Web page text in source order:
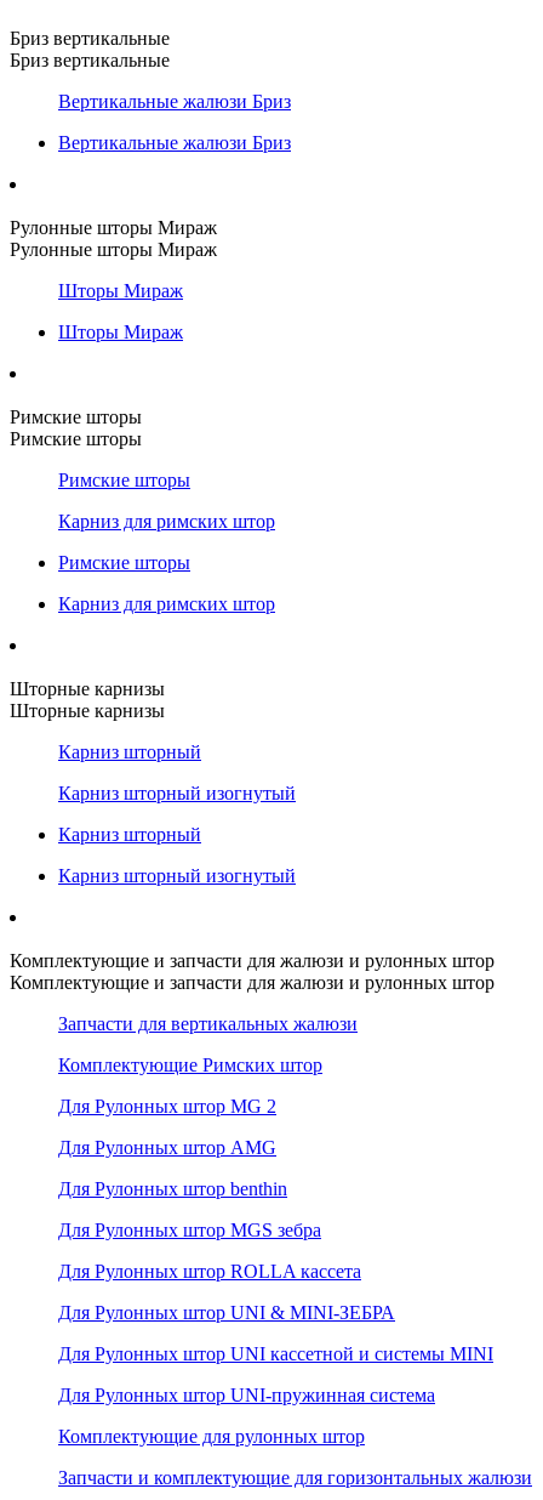
Бриз вертикальные
Бриз вертикальные
Вертикальные жалюзи Бриз
Вертикальные жалюзи Бриз
Рулонные шторы Мираж
Рулонные шторы Мираж
Шторы Мираж
Шторы Мираж
Римские шторы
Римские шторы
Римские шторы
Карниз для римских штор
Римские шторы
Карниз для римских штор
Шторные карнизы
Шторные карнизы
Карниз шторный
Карниз шторный изогнутый
Карниз шторный
Карниз шторный изогнутый
Комплектующие и запчасти для жалюзи и рулонных штор
Комплектующие и запчасти для жалюзи и рулонных штор
Запчасти для вертикальных жалюзи
Комплектующие Римских штор
Для Рулонных штор MG 2
Для Рулонных штор AMG
Для Рулонных штор benthin
Для Рулонных штор MGS зебра
Для Рулонных штор ROLLA кассета
Для Рулонных штор UNI & MINI-ЗЕБРА
Для Рулонных штор UNI кассетной и системы MINI
Для Рулонных штор UNI-пружинная система
Комплектующие для рулонных штор
Запчасти и комплектующие для горизонтальных жалюзи